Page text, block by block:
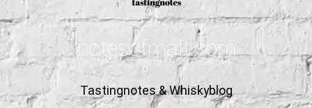
notesofmalt.com
Tastingnotes & Whiskyblog